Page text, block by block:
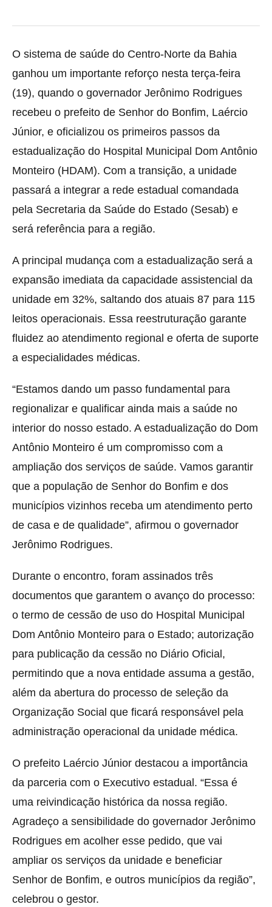
O sistema de saúde do Centro-Norte da Bahia
ganhou um importante reforço nesta terça-feira
(19), quando o governador Jerônimo Rodrigues
recebeu o prefeito de Senhor do Bonfim, Laércio
Júnior, e oficializou os primeiros passos da
estadualização do Hospital Municipal Dom Antônio
Monteiro (HDAM). Com a transição, a unidade
passará a integrar a rede estadual comandada
pela Secretaria da Saúde do Estado (Sesab) e
será referência para a região.
A principal mudança com a estadualização será a
expansão imediata da capacidade assistencial da
unidade em 32%, saltando dos atuais 87 para 115
leitos operacionais. Essa reestruturação garante
fluidez ao atendimento regional e oferta de suporte
a especialidades médicas.
“Estamos dando um passo fundamental para
regionalizar e qualificar ainda mais a saúde no
interior do nosso estado. A estadualização do Dom
Antônio Monteiro é um compromisso com a
ampliação dos serviços de saúde. Vamos garantir
que a população de Senhor do Bonfim e dos
municípios vizinhos receba um atendimento perto
de casa e de qualidade”, afirmou o governador
Jerônimo Rodrigues.
Durante o encontro, foram assinados três
documentos que garantem o avanço do processo:
o termo de cessão de uso do Hospital Municipal
Dom Antônio Monteiro para o Estado; autorização
para publicação da cessão no Diário Oficial,
permitindo que a nova entidade assuma a gestão,
além da abertura do processo de seleção da
Organização Social que ficará responsável pela
administração operacional da unidade médica.
O prefeito Laércio Júnior destacou a importância
da parceria com o Executivo estadual. “Essa é
uma reivindicação histórica da nossa região.
Agradeço a sensibilidade do governador Jerônimo
Rodrigues em acolher esse pedido, que vai
ampliar os serviços da unidade e beneficiar
Senhor de Bonfim, e outros municípios da região”,
celebrou o gestor.